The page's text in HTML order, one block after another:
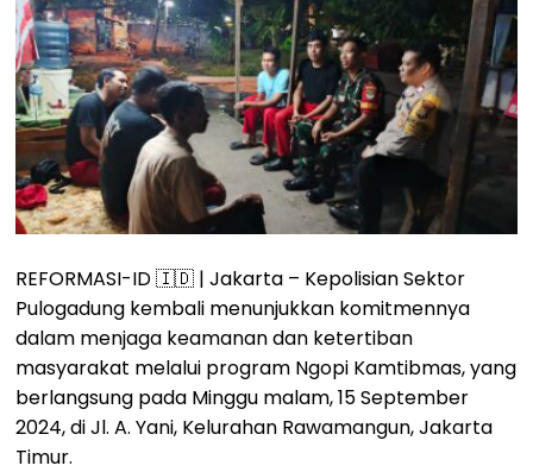
REFORMASI-ID 🇮🇩 | Jakarta – Kepolisian Sektor
Pulogadung kembali menunjukkan komitmennya
dalam menjaga keamanan dan ketertiban
masyarakat melalui program Ngopi Kamtibmas, yang
berlangsung pada Minggu malam, 15 September
2024, di Jl. A. Yani, Kelurahan Rawamangun, Jakarta
Timur.